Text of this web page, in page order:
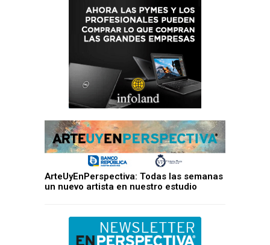
ArteUyEnPerspectiva: Todas las semanas
un nuevo artista en nuestro estudio